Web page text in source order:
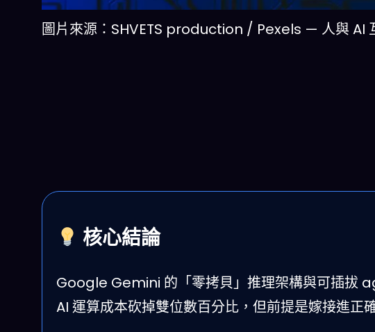
圖片來源：SHVETS production / Pexels — 人與 AI
核心結論
Google Gemini 的「零拷貝」推理架構與可插拔
AI 運算成本砍掉雙位數百分比，但前提是嫁接進正